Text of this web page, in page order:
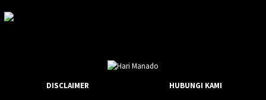
DISCLAIMER
HUBUNGI KAMI